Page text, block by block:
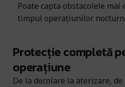
Poate capta obstacolele mai
timpul operațiunilor
Protecție completă
operațiune
De la decolare la aterizare,